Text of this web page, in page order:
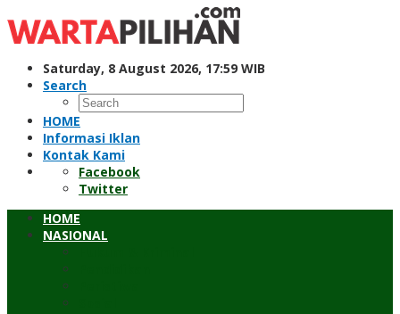
to
content
Saturday, 8 August 2026, 17:59 WIB
Search
HOME
Informasi Iklan
Kontak Kami
Facebook
Twitter
HOME
NASIONAL